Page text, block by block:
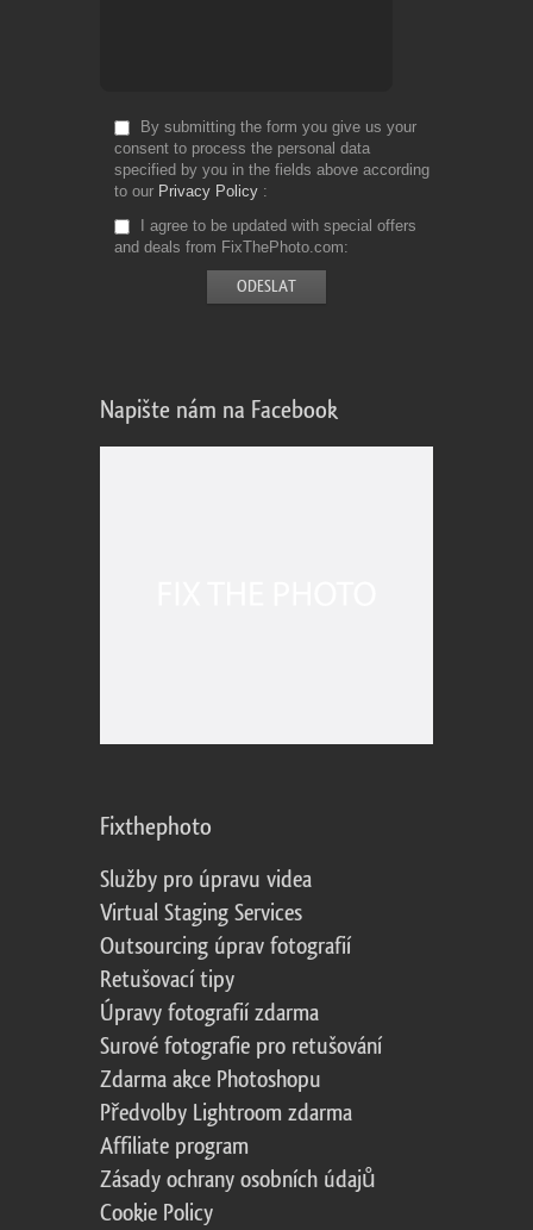
By submitting the form you give us your
consent to process the personal data
specified by you in the fields above according
to our Privacy Policy
I agree to be updated with special offers
and deals from FixThePhoto.com
Napište nám na Facebook
Fixthephoto
Služby pro úpravu videa
Virtual Staging Services
Outsourcing úprav fotografií
Retušovací tipy
Úpravy fotografií zdarma
Surové fotografie pro retušování
Zdarma akce Photoshopu
Předvolby Lightroom zdarma
Affiliate program
Zásady ochrany osobních údajů
Cookie Policy